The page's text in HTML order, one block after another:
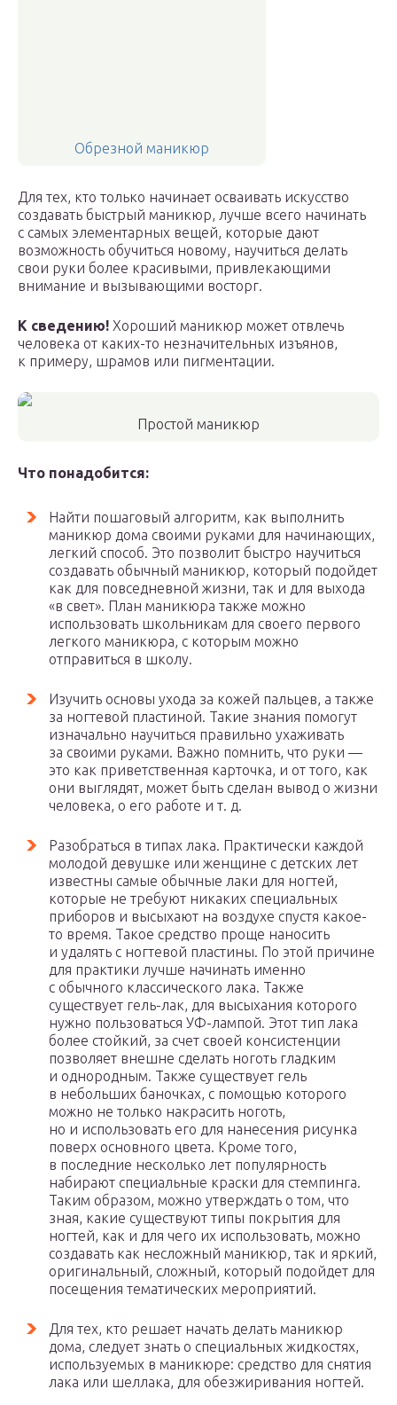
Обрезной маникюр
Для тех, кто только начинает осваивать искусство
создавать быстрый маникюр, лучше всего начинать
с самых элементарных вещей, которые дают
возможность обучиться новому, научиться делать
свои руки более красивыми, привлекающими
внимание и вызывающими восторг.
К сведению! Хороший маникюр может отвлечь
человека от каких-то незначительных изъянов,
к примеру, шрамов или пигментации.
Простой маникюр
Что понадобится:
Найти пошаговый алгоритм, как выполнить
маникюр дома своими руками для начинающих,
легкий способ. Это позволит быстро научиться
создавать обычный маникюр, который подойдет
как для повседневной жизни, так и для выхода
«в свет». План маникюра также можно
использовать школьникам для своего первого
легкого маникюра, с которым можно
отправиться в школу.
Изучить основы ухода за кожей пальцев, а также
за ногтевой пластиной. Такие знания помогут
изначально научиться правильно ухаживать
за своими руками. Важно помнить, что руки —
это как приветственная карточка, и от того, как
они выглядят, может быть сделан вывод о жизни
человека, о его работе и т. д.
Разобраться в типах лака. Практически каждой
молодой девушке или женщине с детских лет
известны самые обычные лаки для ногтей,
которые не требуют никаких специальных
приборов и высыхают на воздухе спустя какое-
то время. Такое средство проще наносить
и удалять с ногтевой пластины. По этой причине
для практики лучше начинать именно
с обычного классического лака. Также
существует гель-лак, для высыхания которого
нужно пользоваться УФ-лампой. Этот тип лака
более стойкий, за счет своей консистенции
позволяет внешне сделать ноготь гладким
и однородным. Также существует гель
в небольших баночках, с помощью которого
можно не только накрасить ноготь,
но и использовать его для нанесения рисунка
поверх основного цвета. Кроме того,
в последние несколько лет популярность
набирают специальные краски для стемпинга.
Таким образом, можно утверждать о том, что
зная, какие существуют типы покрытия для
ногтей, как и для чего их использовать, можно
создавать как несложный маникюр, так и яркий,
оригинальный, сложный, который подойдет для
посещения тематических мероприятий.
Для тех, кто решает начать делать маникюр
дома, следует знать о специальных жидкостях,
используемых в маникюре: средство для снятия
лака или шеллака, для обезжиривания ногтей.